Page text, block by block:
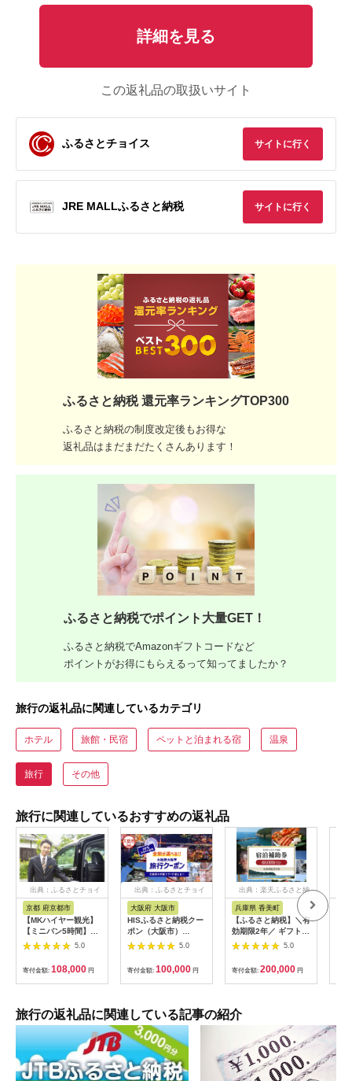
詳細を見る
この返礼品の取扱いサイト
ふるさとチョイス サイトに行く
JRE MALLふるさと納税 サイトに行く
ふるさと納税 還元率ランキングTOP300
ふるさと納税の制度改定後もお得な
返礼品はまだまだたくさんあります！
ふるさと納税でポイント大量GET！
ふるさと納税でAmazonギフトコードなど
ポイントがお得にもらえるって知ってましたか？
旅行の返礼品に関連しているカテゴリ
ホテル 旅館・民宿 ペットと泊まれる宿 温泉
旅行 その他
旅行に関連しているおすすめの返礼品
出典：ふるさとチョイ
京都 府京都市
【MKハイヤー観光】
【ミニバン5時間】ド
ライバーとめぐるとっ
ておきの京都観光（3
／21-6／20・10／1-
11／30）
5.0
寄付金額: 108,000 円
出典：ふるさとチョイ
大阪府 大阪市
HISふるさと納税クー
ポン（大阪市）
30,000円分_OS039-
5.0
寄付金額: 100,000 円
出典：楽天ふるさと納
兵庫県 香美町
【ふるさと納税】＼有
効期限2年／ ギフトに
も使える 宿泊補助券
60,000円分 宿泊助成
券 宿泊券 旅 トラベル
旅行券 兵庫県 香美町
カニ 温泉 海 観光 旅
宿 体験 ギフト クーポ
ン 宿泊 お泊り 国内旅
行 但馬牛 旅館 温泉宿
プレゼント 贈答 母の
日 25-09
5.0
寄付金額: 200,000 円
旅行の返礼品に関連している記事の紹介